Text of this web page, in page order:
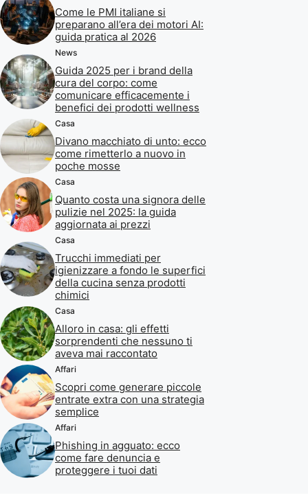
Come le PMI italiane si
preparano all’era dei motori AI:
guida pratica al 2026
News
Guida 2025 per i brand della
cura del corpo: come
comunicare efficacemente i
benefici dei prodotti wellness
Casa
Divano macchiato di unto: ecco
come rimetterlo a nuovo in
poche mosse
Casa
Quanto costa una signora delle
pulizie nel 2025: la guida
aggiornata ai prezzi
Casa
Trucchi immediati per
igienizzare a fondo le superfici
della cucina senza prodotti
chimici
Casa
Alloro in casa: gli effetti
sorprendenti che nessuno ti
aveva mai raccontato
Affari
Scopri come generare piccole
entrate extra con una strategia
semplice
Affari
Phishing in agguato: ecco
come fare denuncia e
proteggere i tuoi dati